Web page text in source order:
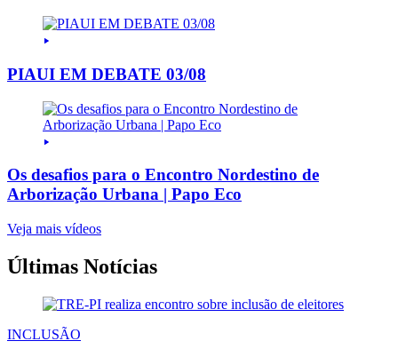
PIAUI EM DEBATE 03/08
Os desafios para o Encontro Nordestino de
Arborização Urbana | Papo Eco
Veja mais vídeos
Últimas Notícias
INCLUSÃO